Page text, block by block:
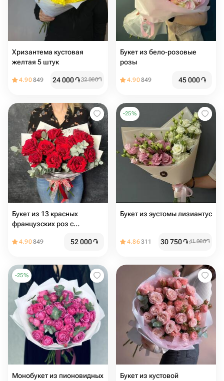
Хризантема кустовая
желтая 5 штук
4.90849 24 000֏32 000֏
Букет из бело-розовые
розы
4.90849 45 000֏
Букет из 13 красных
французских роз с
4.90849 52 000֏
-25%
Букет из эустомы лизиантус
4.86311 30 750֏41 000֏
-25%
Монобукет из пионовидных Букет из кустовой